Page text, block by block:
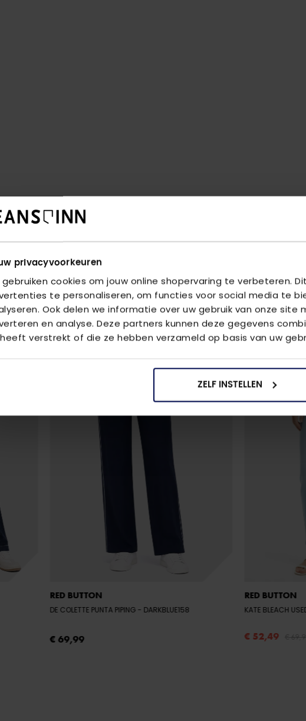
privacyvoorkeuren
gebruiken cookies om jouw online shopervaring te verbeteren.
te personaliseren, om functies voor social media te
Ook delen we informatie over uw gebruik van onze
en analyse. Deze partners kunnen deze gegevens
verstrekt of die ze hebben verzameld op basis van uw
ZELF INSTELLEN
JOU
van Red Button jeans
RED BUTTON
DE COLETTE PUNTA PIPING - DARKBLUE158
€ 69,99
RED BUTTON
KATE BLEACH
€ 52,49